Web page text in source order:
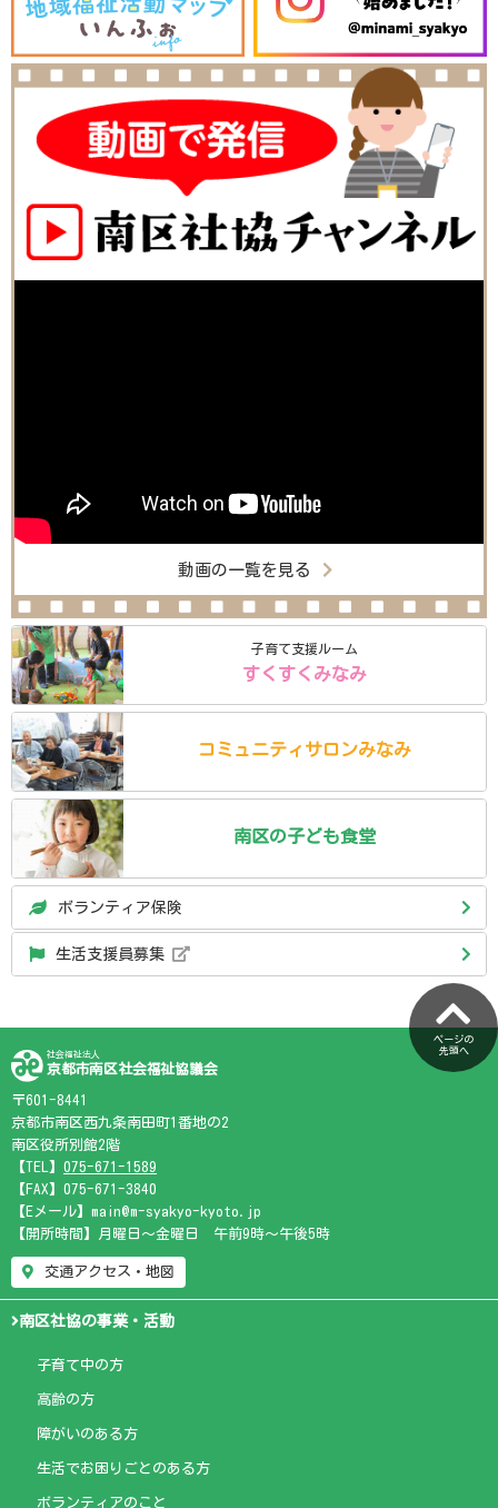
動画の一覧を見る
子育て支援ルーム
すくすくみなみ
コミュニティ サロンみなみ
南区の子ども食堂
ボランティア保険
生活支援員募集
ページの
先頭へ
社会福祉法人
京都市南区社会福祉協議会
〒601-8441
京都市南区西九条南田町1番地の2
南区役所別館2階
【TEL】 075-671-1589
【FAX】075-671-3840
【Eメール】main@m-syakyo-kyoto.jp
【開所時間】月曜日～金曜日 午前9時～午後5時
交通アクセス・地図
南区社協の事業・活動
子育て中の方
高齢の方
障がいのある方
生活でお困りごとのある方
ボランティアのこと